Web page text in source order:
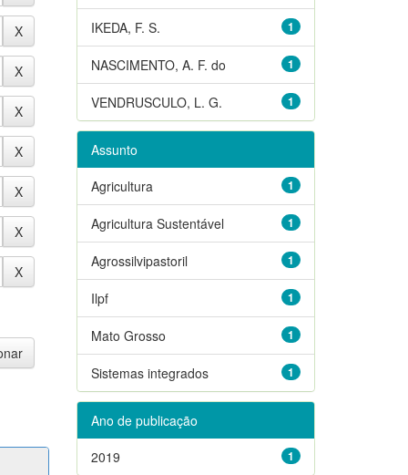
1
IKEDA, F. S.
1
NASCIMENTO, A. F. do
1
VENDRUSCULO, L. G.
Assunto
1
Agricultura
1
Agricultura Sustentável
1
Agrossilvipastoril
1
Ilpf
1
Mato Grosso
1
Sistemas integrados
Ano de publicação
1
2019